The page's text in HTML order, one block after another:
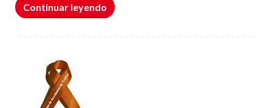
Continuar leyendo